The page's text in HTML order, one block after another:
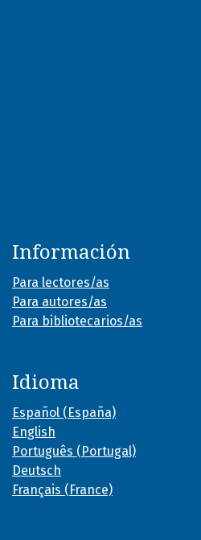
Información
Para lectores/as
Para autores/as
Para bibliotecarios/as
Idioma
Español (España)
English
Português (Portugal)
Deutsch
Français (France)